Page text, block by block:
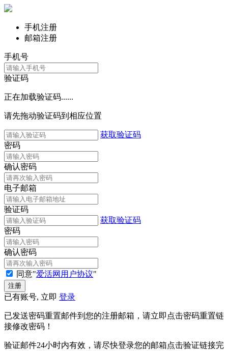
手机注册
邮箱注册
手机号
验证码
正在加载验证码......
请先拖动验证码到相应位置
获取验证码
密码
确认密码
电子邮箱
验证码
获取验证码
密码
确认密码
同意"爱活网用户协议"
已有账号, 立即 登录
已发送密码重置邮件到您的注册邮箱，请立即点击密码重置链
接修改密码！
验证邮件24小时内有效，请尽快登录您的邮箱点击验证链接完